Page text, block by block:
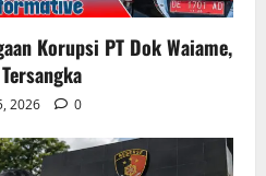
Korupsi PT Dok Waiame,
2026 0